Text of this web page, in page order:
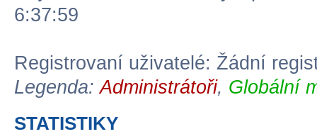
6:37:59
Registrovaní uživatelé: Žádní
Legenda:Administrátoři, Globální
STATISTIKY